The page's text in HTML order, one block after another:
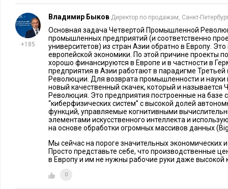
рутинные операции выполняются автоматами, 24 часа/365
ошибками, высокой стабильностью и кучей других
Теперь представим мэра этого города. Какое из
более значимо в социальном и бюджетном плане (налоги в
стабильность)? Там, где 10 тыс. чел. + семьи, или 100
платит налогов в бюджет? Кого проще закрыть?
Рисунок 3. Большинство заводов-флагманов белорусской
являются копиями заводовFordтридцатых-сороковых
Перспектива
Но, допустим, что вам удалось это сделать (поставить
+185
Владимир Быков Директор по продажам, Санкт-
Основная задача Четвертой Промышленной
промышленных предприятий (и соответственно
университетов) из стран Азии обратно в Европу.
европейской экономики. По этой причине проекты
хорошо финансируются в Европе и в частности в
предприятия в Азии работают в парадигме
Революции. Для возврата промышленности и науки
новый качественный скачек, который и
Революция. Это предприятия построенные на базе
“киберфизических систем” c высокой долей
функций, управляемые когнитивными
элементами искусственного интеллекта и
на основе обработки огромных массивов данных
Мы сейчас на пороге значительных экономических
Просто представьте себе, что производственные
в Европу и им не нужны рабочие руки даже высокой
0